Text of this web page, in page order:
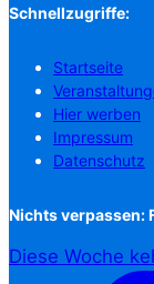
Schnellzugriffe:
Startseite
Hier werben
Impressum
Datenschutz
Nichts verpassen:
Diese Woche